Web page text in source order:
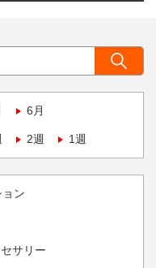
6月
2週 1週
ン
サリー